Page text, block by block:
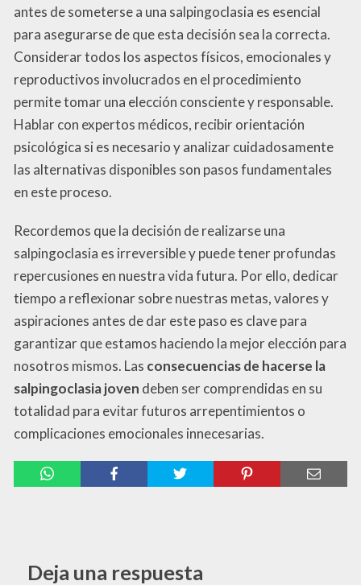
antes de someterse a una salpingoclasia es esencial
para asegurarse de que esta decisión sea la correcta.
Considerar todos los aspectos físicos, emocionales y
reproductivos involucrados en el procedimiento
permite tomar una elección consciente y responsable.
Hablar con expertos médicos, recibir orientación
psicológica si es necesario y analizar cuidadosamente
las alternativas disponibles son pasos fundamentales
en este proceso.
Recordemos que la decisión de realizarse una
salpingoclasia es irreversible y puede tener profundas
repercusiones en nuestra vida futura. Por ello, dedicar
tiempo a reflexionar sobre nuestras metas, valores y
aspiraciones antes de dar este paso es clave para
garantizar que estamos haciendo la mejor elección para
nosotros mismos. Las consecuencias de hacerse la
salpingoclasia joven deben ser comprendidas en su
totalidad para evitar futuros arrepentimientos o
complicaciones emocionales innecesarias.
Deja una respuesta